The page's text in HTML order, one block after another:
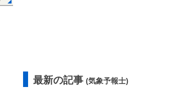
最新の記事 (気象予報士)